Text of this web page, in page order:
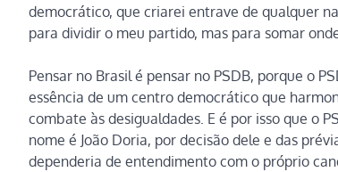
democrático, que criarei entrave de qualquer
para dividir o meu partido, mas para somar
Pensar no Brasil é pensar no PSDB, porque o
essência de um centro democrático que
combate às desigualdades. E é por isso que o
nome é João Doria, por decisão dele e das
dependeria de entendimento com o próprio